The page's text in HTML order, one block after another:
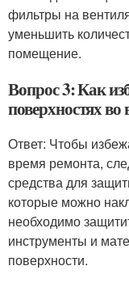
фильтры на
уменьшить
помещение.
Вопрос 3: Как
поверхностях
Ответ: Чтобы
время ремонта,
средства для
которые можно
необходимо
инструменты и
поверхности.